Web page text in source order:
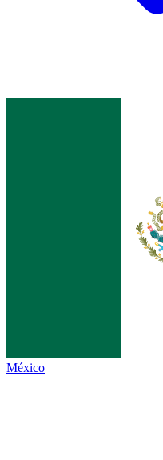
México